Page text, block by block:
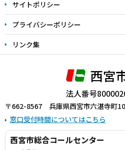
サイトポリシー
プライバシーポリシー
リンク集
西宮
法人番号
〒662-8567 兵庫県西宮市六湛寺町10
窓口受付時間についてはこちら
西宮市総合コールセンター